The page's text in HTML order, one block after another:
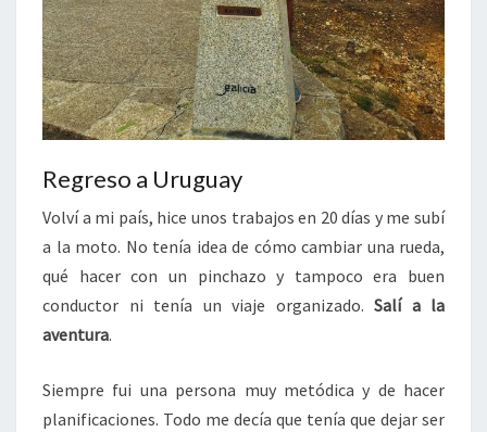
Regreso a Uruguay
Volví a mi país, hice unos trabajos en 20 días y me subí
a la moto. No tenía idea de cómo cambiar una rueda,
qué hacer con un pinchazo y tampoco era buen
conductor ni tenía un viaje organizado. Salí a la
aventura.
Siempre fui una persona muy metódica y de hacer
planificaciones. Todo me decía que tenía que dejar ser